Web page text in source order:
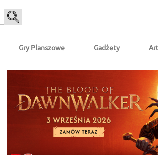
Gry Planszowe Gadżety